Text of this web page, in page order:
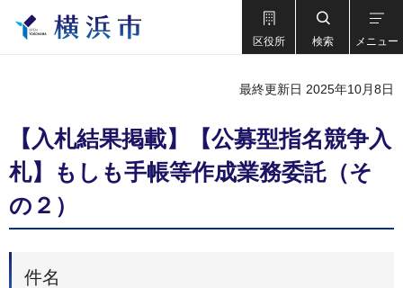
区役所 検索 メニュー
最終更新日 2025年10月8日
【入札結果掲載】【公募型指名競争入
札】もしも手帳等作成業務委託（そ
の２）
件名